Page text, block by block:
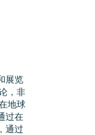
展览
，非
地球
过在
通过